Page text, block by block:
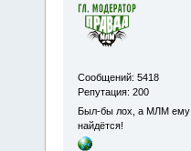
Сообщений: 5418
Репутация: 200
Был-бы лох, а МЛМ ему
найдётся!